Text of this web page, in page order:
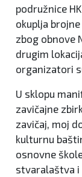
podružnice
okuplja
zbog obnove
drugim
organizatori
U sklopu
zavičajne
zavičaj, moj
kulturnu
osnovne
stvaralaštva i